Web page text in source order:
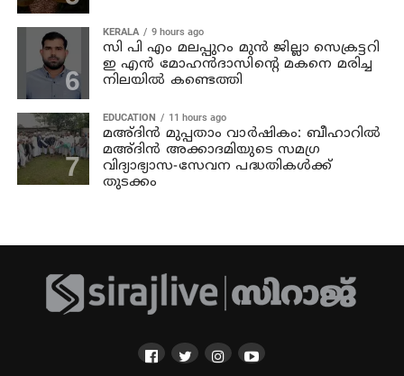
KERALA 9 hours ago
സി പി എം മലപ്പുറം മുന്‍ ജില്ലാ സെക്രട്ടറി
ഇ എന്‍ മോഹന്‍ദാസിന്റെ മകനെ മരിച്ച
നിലയില്‍ കണ്ടെത്തി
EDUCATION 11 hours ago
മഅ്ദിന്‍ മുപ്പതാം വാര്‍ഷികം: ബീഹാറില്‍
മഅ്ദിന്‍ അക്കാദമിയുടെ സമഗ്ര
വിദ്യാഭ്യാസ-സേവന പദ്ധതികള്‍ക്ക്
തുടക്കം